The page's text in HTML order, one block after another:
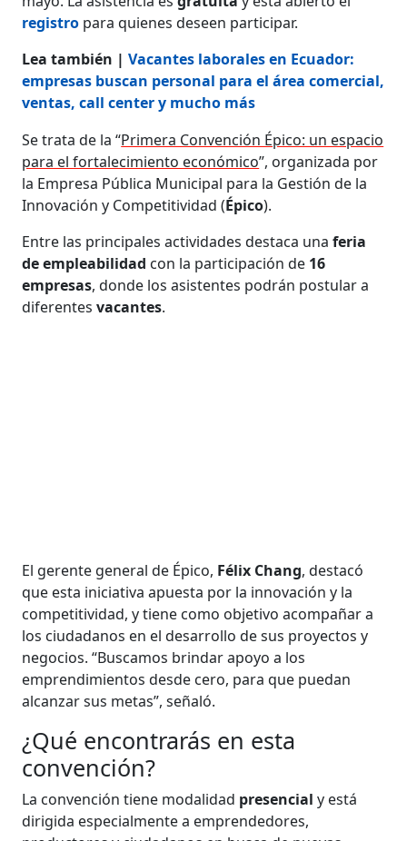
registro para quienes deseen participar.
Lea también |Vacantes laborales en Ecuador:
empresas buscan personal para el área comercial,
ventas, call center y mucho más
Se trata de la “Primera Convención Épico: un espacio
para el fortalecimiento económico”, organizada por
la Empresa Pública Municipal para la Gestión de la
Innovación y Competitividad (Épico).
Entre las principales actividades destaca unaferia
de empleabilidad con la participación de 16
empresas, donde los asistentes podrán postular a
diferentesvacantes.
El gerente general de Épico, Félix Chang, destacó
que esta iniciativa apuesta por la innovación y la
competitividad, y tiene como objetivo acompañar a
los ciudadanos en el desarrollo de sus proyectos y
negocios. “Buscamos brindar apoyo a los
emprendimientos desde cero, para que puedan
alcanzar sus metas”, señaló.
¿Qué encontrarás en esta
convención?
La convención tiene modalidad presencialy está
dirigida especialmente a emprendedores,